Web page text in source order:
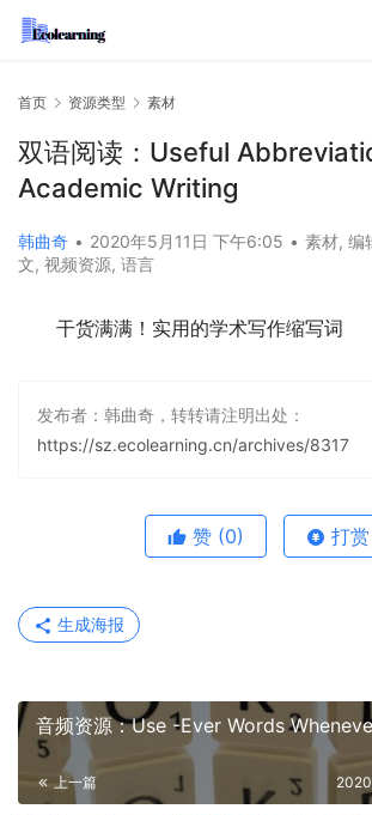
首页 资源类型 素材
双语阅读：Useful
Academic Writing
韩曲奇 • 2020年5月11日 下午6:05 • 素材, 编
文, 视频资源, 语言
干货满满！实用的学术写作缩写词
发布者：韩曲奇，转转请注明出处：
https://sz.ecolearning.cn/archives/8317
赞 (0) 打赏
生成海报
音频资源：Use -Ever Words
上一篇